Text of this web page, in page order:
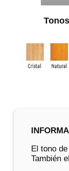
El tono
También